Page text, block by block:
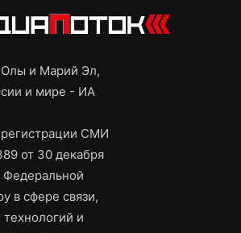
и Марий Эл,
и мире - ИА
СМИ
от 30 декабря
Федеральной
в сфере связи,
и